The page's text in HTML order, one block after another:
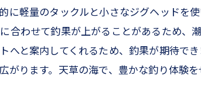
天草の景色を船上から楽しむ
ジギングとアジングに挑戦大物釣りの技
ングで狙う！大型魚の魅力と攻略法
に軽量のタックルと小さなジグヘッドを
合わせて釣果が上がることがあるため、
へと案内してくれるため、釣果が期待で
ります。天草の海で、豊かな釣り体験を